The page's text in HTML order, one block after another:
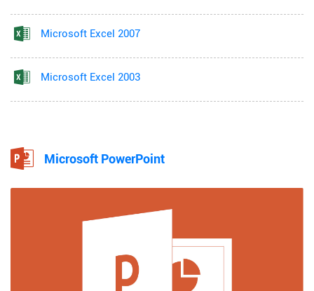
Microsoft Excel 2007
Microsoft Excel 2003
Microsoft PowerPoint